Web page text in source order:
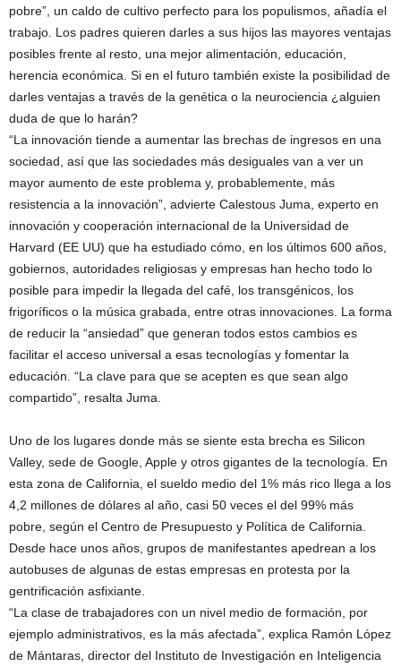
pobre”, un caldo de cultivo perfecto para los populismos, añadía el
trabajo. Los padres quieren darles a sus hijos las mayores ventajas
posibles frente al resto, una mejor alimentación, educación,
herencia económica. Si en el futuro también existe la posibilidad de
darles ventajas a través de la genética o la neurociencia ¿alguien
duda de que lo harán?
“La innovación tiende a aumentar las brechas de ingresos en una
sociedad, así que las sociedades más desiguales van a ver un
mayor aumento de este problema y, probablemente, más
resistencia a la innovación”, advierte Calestous Juma, experto en
innovación y cooperación internacional de la Universidad de
Harvard (EE UU) que ha estudiado cómo, en los últimos 600 años,
gobiernos, autoridades religiosas y empresas han hecho todo lo
posible para impedir la llegada del café, los transgénicos, los
frigoríficos o la música grabada, entre otras innovaciones. La forma
de reducir la “ansiedad” que generan todos estos cambios es
facilitar el acceso universal a esas tecnologías y fomentar la
educación. “La clave para que se acepten es que sean algo
compartido”, resalta Juma.
Uno de los lugares donde más se siente esta brecha es Silicon
Valley, sede de Google, Apple y otros gigantes de la tecnología. En
esta zona de California, el sueldo medio del 1% más rico llega a los
4,2 millones de dólares al año, casi 50 veces el del 99% más
pobre, según el Centro de Presupuesto y Política de California.
Desde hace unos años, grupos de manifestantes apedrean a los
autobuses de algunas de estas empresas en protesta por la
gentrificación asfixiante.
“La clase de trabajadores con un nivel medio de formación, por
ejemplo administrativos, es la más afectada”, explica Ramón López
de Mántaras, director del Instituto de Investigación en Inteligencia